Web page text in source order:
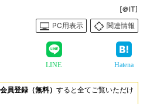
[＠IT]
PC用表示
関連情報
LINE Hatena
会員登録（無料） すると全てご覧いただけ